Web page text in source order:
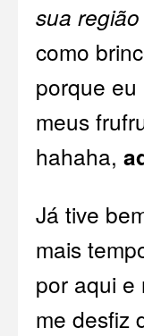
sua
como
porque
meus
hahaha,
Já tive
mais
por aqui e
me desfiz